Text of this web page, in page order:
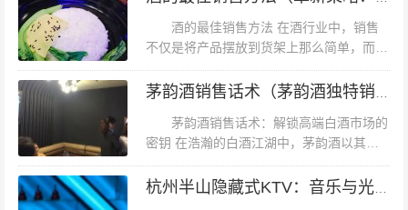
餐，啤酒度数不高，喝了没啥感觉（本人半瓶啤酒就不舒
服的酒量），除了爆米花之外有两碟小吃，觉得都放了好
久了，不香。。。也布吉岛能不能下次换成两份爆米花来
吃吃~女厕在修，男友帮忙看了个门溜去了男厕，(*∩_∩*)
装作自己很害羞的样子~~感觉想唱的话，还是买9.9的就好
了，饿了的话，出去吃东西~,上海奉贤区附近夜场招聘包
厢管家,加班双倍工资吗？ 中的同城活动免费3小时霸王
餐。提前预约后前往，在万达保龄球馆隔壁。我们提前买
酒的最佳销售方法 在酒行业中，销售
不仅是将产品摆放到货架上那么简单，而是
一门需要精心策划和执行的学问。以下是一
些经过实践验证的有效方法，能够帮助您提
茅韵酒销售话术：解锁高端白酒市场的
密钥 在浩瀚的白酒江湖中，茅韵酒以其独
特的风味与深厚的文化底蕴，成为了众多酒
友心中的瑰宝。它不仅是一款酒，更是一种